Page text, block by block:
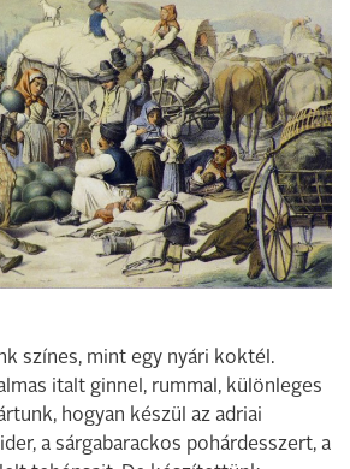
színes, mint egy nyári koktél.
italt ginnel, rummal, különleges
hogyan készül az adriai
a sárgabarackos pohárdesszert, a